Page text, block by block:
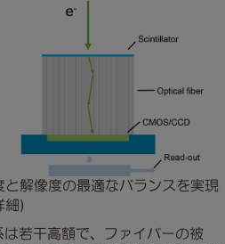
解像度の最適なバランスを実現
細)
若干高額で、ファイバーの被